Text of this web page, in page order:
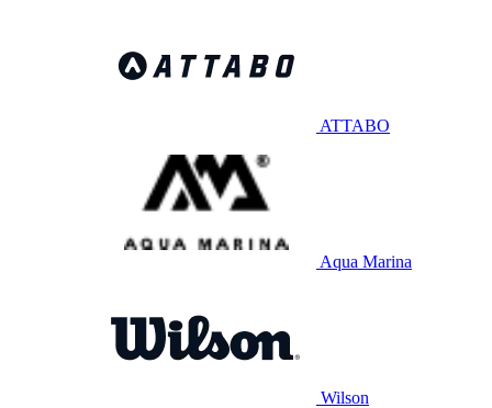
ATTABO
Aqua Marina
Wilson